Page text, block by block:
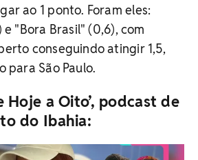
ao 1 ponto. Foram eles:
"Bora Brasil" (0,6), com
conseguindo atingir 1,5,
para São Paulo.
Hoje a Oito’, podcast de
do Ibahia: